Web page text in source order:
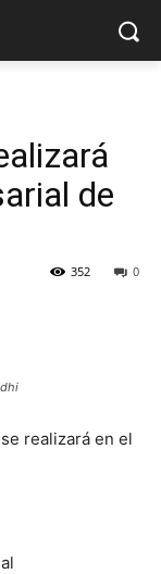
de
0
352
realizará en el